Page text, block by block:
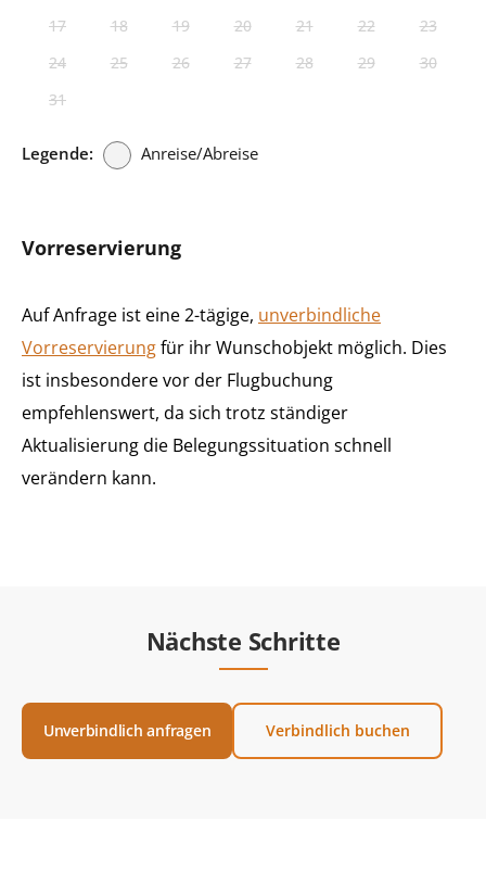
17
18 19 20 21 22
23
24
25 26 27 28 29
30
31
Legende: Anreise/Abreise
Vorreservierung
Auf Anfrage ist eine 2-tägige, unverbindliche
Vorreservierungfür ihr Wunschobjekt möglich. Dies
ist insbesondere vor der Flugbuchung
empfehlenswert, da sich trotz ständiger
Aktualisierung die Belegungssituation schnell
verändern kann.
Nächste Schritte
Unverbindlich anfragen Verbindlich buchen